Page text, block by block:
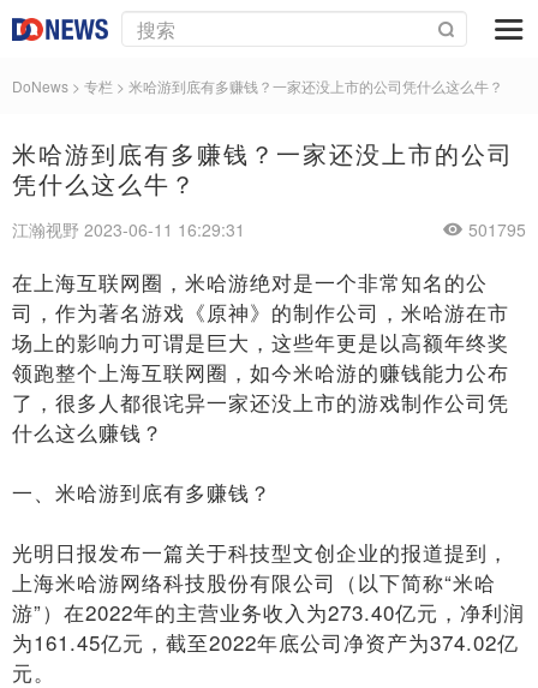
DoNews > 专栏 > 米哈游到底有多赚钱？一家还没上市的公司凭什么这么牛？
米哈游到底有多赚钱？一家还没上市的公司
凭什么这么牛？
江瀚视野 2023-06-11 16:29:31 501795
在上海互联网圈，米哈游绝对是一个非常知名的公
司，作为著名游戏《原神》的制作公司，米哈游在市
场上的影响力可谓是巨大，这些年更是以高额年终奖
领跑整个上海互联网圈，如今米哈游的赚钱能力公布
了，很多人都很诧异一家还没上市的游戏制作公司凭
什么这么赚钱？
一、米哈游到底有多赚钱？
光明日报发布一篇关于科技型文创企业的报道提到，
上海米哈游网络科技股份有限公司（以下简称“米哈
游”）在2022年的主营业务收入为273.40亿元，净利润
为161.45亿元，截至2022年底公司净资产为374.02亿
元。